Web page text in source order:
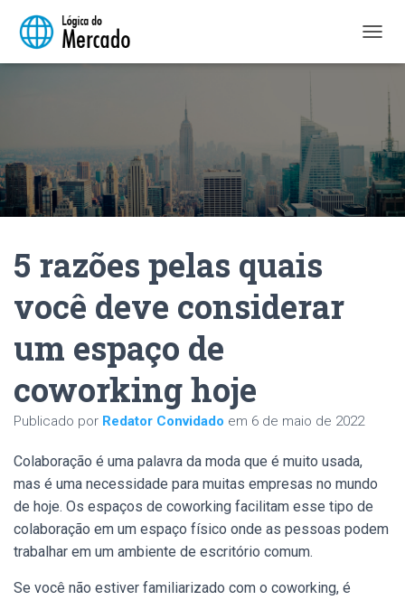
L
A
R
N
A
V
5 razões pelas quais
você deve considerar
um espaço de
coworking hoje
Publicado por Redator Convidado em 6 de maio de 2022
Colaboração é uma palavra da moda que é muito usada,
mas é uma necessidade para muitas empresas no mundo
de hoje. Os espaços de coworking facilitam esse tipo de
colaboração em um espaço físico onde as pessoas podem
trabalhar em um ambiente de escritório comum.
Se você não estiver familiarizado com o coworking, é